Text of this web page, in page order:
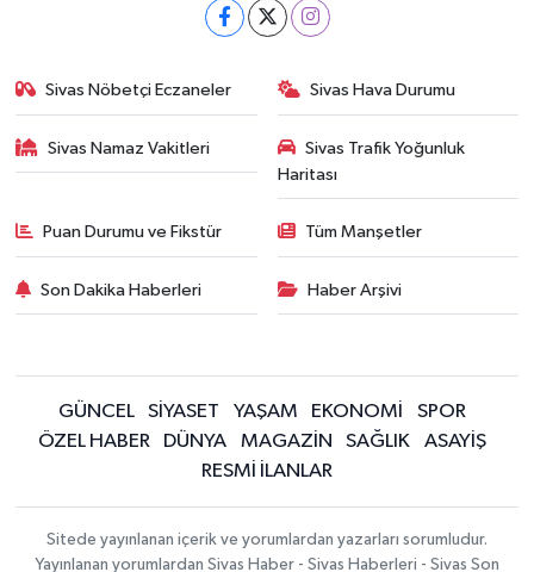
Sivas Nöbetçi Eczaneler Sivas Hava Durumu
Sivas Namaz Vakitleri
Sivas Trafik Yoğunluk
Haritası
Puan Durumu ve Fikstür Tüm Manşetler
Son Dakika Haberleri Haber Arşivi
GÜNCEL SİYASET YAŞAM EKONOMİ
SPOR
ÖZEL HABER
DÜNYA MAGAZİN SAĞLIK
ASAYİŞ
RESMİ İLANLAR
Sitede yayınlanan içerik ve yorumlardan yazarları sorumludur.
Yayınlanan yorumlardan Sivas Haber - Sivas Haberleri - Sivas Son